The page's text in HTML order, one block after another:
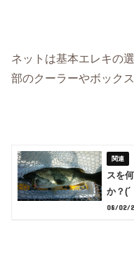
ネットは基本エレキの
部のクーラーやボック
スを
か？
08/02/